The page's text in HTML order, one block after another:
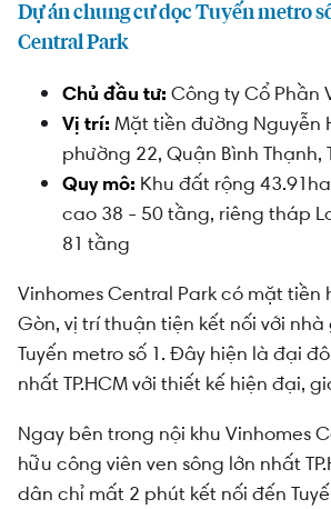
Dự án chung cư dọc Tuyến metro
Central Park
Chủ đầu tư: Công ty Cổ Phần
Vị trí: Mặt tiền đường Nguyễn
phường 22, Quận Bình Thạnh,
Quy mô: Khu đất rộng
cao 38 - 50 tầng, riêng tháp
81 tầng
Vinhomes Central Park có mặt tiền
Gòn, vị trí thuận tiện kết nối với nhà
Tuyến metro số 1. Đây hiện là đại
nhất TP.HCM với thiết kế hiện đại,
Ngay bên trong nội khu Vinhomes
hữu công viên ven sông lớn nhất
dân chỉ mất 2 phút kết nối đến